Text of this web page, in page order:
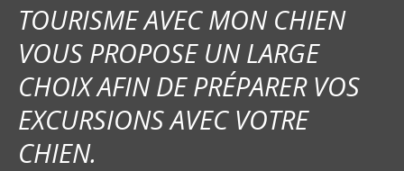
TOURISME AVEC MON CHIEN
VOUS PROPOSE UN LARGE
CHOIX AFIN DE PRÉPARER VOS
EXCURSIONS AVEC VOTRE
CHIEN.